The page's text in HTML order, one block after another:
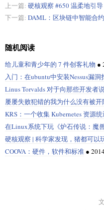
上一篇: 硬核观察 #650 温柔地引
下一篇: DAML：区块链中智能合
随机阅读
给儿童和青少年的 7 件创客礼物 ●
入门：在ubuntu中安装Nessus漏洞
Linus Torvalds 对于向那些开发者
屡屡失败犯错的我为什么没有被开
KRS：一个收集 Kubernetes 资源
在Linux系统下玩《炉石传说：魔
硬核观察 | 科学家发现，猪都可以
COOVA：硬件，软件和标准 ●